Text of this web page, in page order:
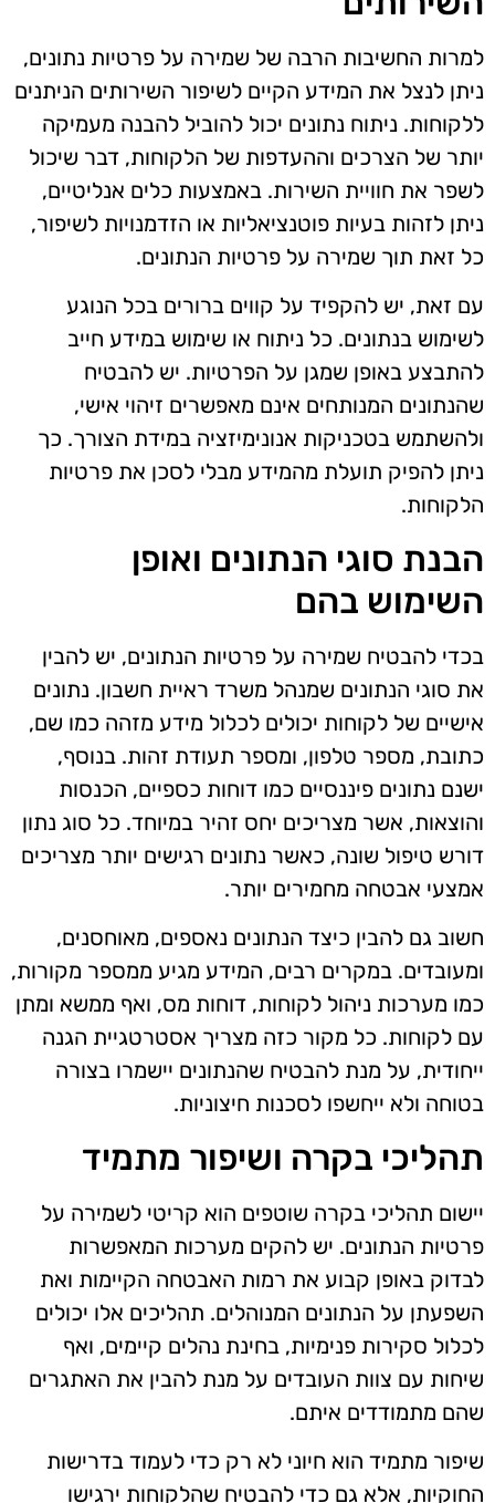
למרות החשיבות הרבה של שמירה על פרטיות נתונים,
ניתן לנצל את המידע הקיים לשיפור השירותים הניתנים
ללקוחות. ניתוח נתונים יכול להוביל להבנה מעמיקה
יותר של הצרכים וההעדפות של הלקוחות, דבר שיכול
לשפר את חוויית השירות. באמצעות כלים אנליטיים,
ניתן לזהות בעיות פוטנציאליות או הזדמנויות לשיפור,
כל זאת תוך שמירה על פרטיות הנתונים.
עם זאת, יש להקפיד על קווים ברורים בכל הנוגע
לשימוש בנתונים. כל ניתוח או שימוש במידע חייב
להתבצע באופן שמגן על הפרטיות. יש להבטיח
שהנתונים המנותחים אינם מאפשרים זיהוי אישי,
ולהשתמש בטכניקות אנונימיזציה במידת הצורך. כך
ניתן להפיק תועלת מהמידע מבלי לסכן את פרטיות
הלקוחות.
הבנת סוגי הנתונים ואופן
השימוש בהם
בכדי להבטיח שמירה על פרטיות הנתונים, יש להבין
את סוגי הנתונים שמנהל משרד ראיית חשבון. נתונים
אישיים של לקוחות יכולים לכלול מידע מזהה כמו שם,
כתובת, מספר טלפון, ומספר תעודת זהות. בנוסף,
ישנם נתונים פיננסיים כמו דוחות כספיים, הכנסות
והוצאות, אשר מצריכים יחס זהיר במיוחד. כל סוג נתון
דורש טיפול שונה, כאשר נתונים רגישים יותר מצריכים
אמצעי אבטחה מחמירים יותר.
חשוב גם להבין כיצד הנתונים נאספים, מאוחסנים,
ומעובדים. במקרים רבים, המידע מגיע ממספר מקורות,
כמו מערכות ניהול לקוחות, דוחות מס, ואף ממשא ומתן
עם לקוחות. כל מקור כזה מצריך אסטרטגיית הגנה
ייחודית, על מנת להבטיח שהנתונים יישמרו בצורה
בטוחה ולא ייחשפו לסכנות חיצוניות.
תהליכי בקרה ושיפור מתמיד
יישום תהליכי בקרה שוטפים הוא קריטי לשמירה על
פרטיות הנתונים. יש להקים מערכות המאפשרות
לבדוק באופן קבוע את רמות האבטחה הקיימות ואת
השפעתן על הנתונים המנוהלים. תהליכים אלו יכולים
לכלול סקירות פנימיות, בחינת נהלים קיימים, ואף
שיחות עם צוות העובדים על מנת להבין את האתגרים
שהם מתמודדים איתם.
שיפור מתמיד הוא חיוני לא רק כדי לעמוד בדרישות
החוקיות, אלא גם כדי להבטיח שהלקוחות ירגישו